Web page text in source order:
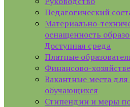
Педагогический
Материально-
оснащенность
Доступная среда
Платные
Финансово-
Вакантные места
обучающихся
Стипендии и меры